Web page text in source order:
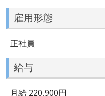
雇用形態
正社員
給与
月給 220,900円